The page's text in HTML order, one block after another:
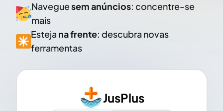
Naveguesem anúncios: concentre-se
mais
Esteja na frente: descubra novas
ferramentas
JusPlus